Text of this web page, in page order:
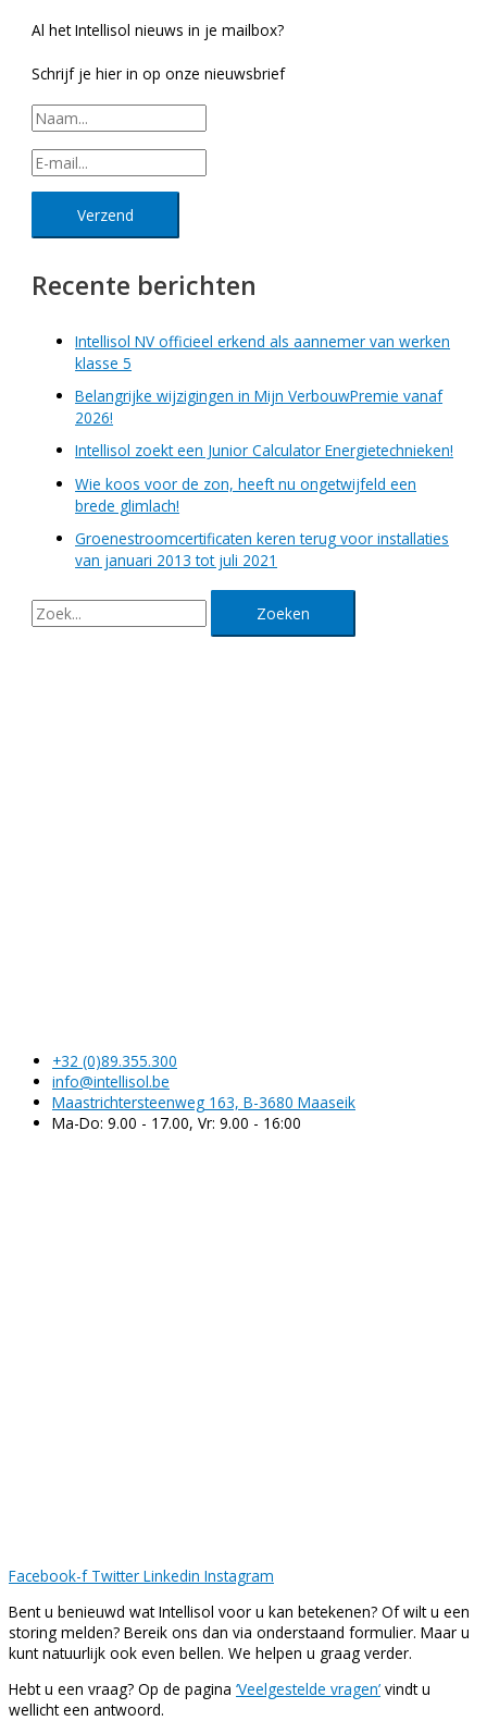
Al het Intellisol nieuws in je mailbox?
Schrijf je hier in op onze nieuwsbrief
Recente berichten
Intellisol NV officieel erkend als aannemer van werken
klasse 5
Belangrijke wijzigingen in Mijn VerbouwPremie vanaf
2026!
Intellisol zoekt een Junior Calculator Energietechnieken!
Wie koos voor de zon, heeft nu ongetwijfeld een
brede glimlach!
Groenestroomcertificaten keren terug voor installaties
van januari 2013 tot juli 2021
+32 (0)89.355.300
info@intellisol.be
Maastrichtersteenweg 163, B-3680 Maaseik
Ma-Do: 9.00 - 17.00, Vr: 9.00 - 16:00
Facebook-f Twitter Linkedin Instagram
Bent u benieuwd wat Intellisol voor u kan betekenen? Of wilt u een
storing melden? Bereik ons dan via onderstaand formulier. Maar u
kunt natuurlijk ook even bellen. We helpen u graag verder.
Hebt u een vraag? Op de pagina ‘Veelgestelde vragen’ vindt u
wellicht een antwoord.